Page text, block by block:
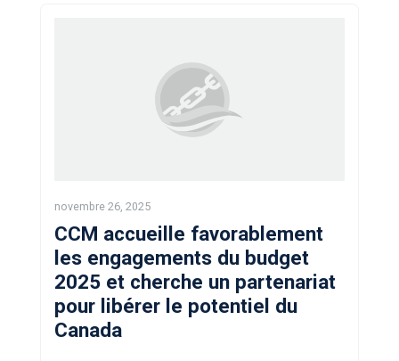
novembre 26, 2025
CCM accueille favorablement
les engagements du budget
2025 et cherche un partenariat
pour libérer le potentiel du
Canada